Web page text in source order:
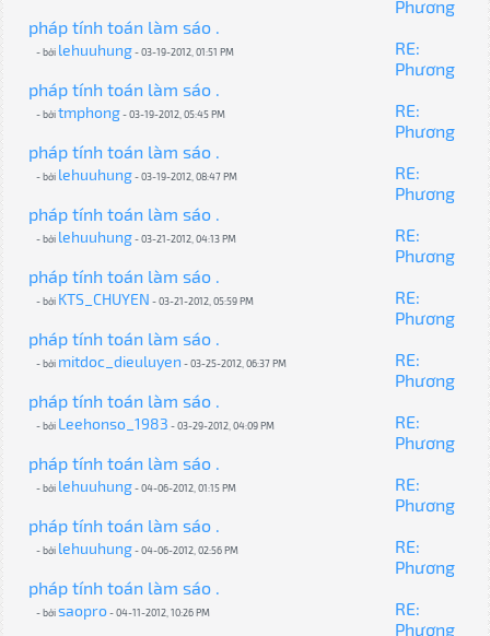
Phương
pháp tính toán làm sáo .
- bởi lehuuhung- 03-19-2012, 01:51 PM
RE:
Phương
pháp tính toán làm sáo .
- bởitmphong- 03-19-2012, 05:45 PM
RE:
Phương
pháp tính toán làm sáo .
- bởi lehuuhung- 03-19-2012, 08:47 PM
RE:
Phương
pháp tính toán làm sáo .
- bởi lehuuhung- 03-21-2012, 04:13 PM
RE:
Phương
pháp tính toán làm sáo .
- bởi KTS_CHUYEN - 03-21-2012, 05:59 PM
RE:
Phương
pháp tính toán làm sáo .
- bởi mitdoc_dieuluyen - 03-25-2012, 06:37 PM
RE:
Phương
pháp tính toán làm sáo .
- bởi Leehonso_1983 - 03-29-2012, 04:09 PM
RE:
Phương
pháp tính toán làm sáo .
- bởi lehuuhung- 04-06-2012, 01:15 PM
RE:
Phương
pháp tính toán làm sáo .
- bởi lehuuhung- 04-06-2012, 02:56 PM
RE:
Phương
pháp tính toán làm sáo .
- bởisaopro- 04-11-2012, 10:26 PM
RE:
Phương